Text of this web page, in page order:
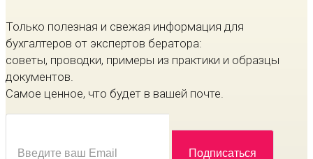
Только полезная и свежая информация для
бухгалтеров от экспертов бератора:
советы, проводки, примеры из практики и образцы
документов.
Самое ценное, что будет в вашей почте.